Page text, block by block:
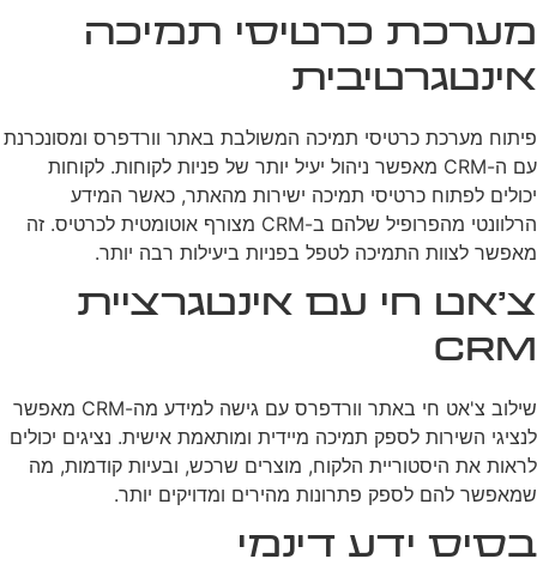
מערכת כרטיסי תמיכה
אינטגרטיבית
פיתוח מערכת כרטיסי תמיכה המשולבת באתר וורדפרס ומסונכרנת
עם ה-CRM מאפשר ניהול יעיל יותר של פניות לקוחות. לקוחות
יכולים לפתוח כרטיסי תמיכה ישירות מהאתר, כאשר המידע
הרלוונטי מהפרופיל שלהם ב-CRM מצורף אוטומטית לכרטיס. זה
מאפשר לצוות התמיכה לטפל בפניות ביעילות רבה יותר.
צ'אט חי עם אינטגרציית
CRM
שילוב צ'אט חי באתר וורדפרס עם גישה למידע מה-CRM מאפשר
לנציגי השירות לספק תמיכה מיידית ומותאמת אישית. נציגים יכולים
לראות את היסטוריית הלקוח, מוצרים שרכש, ובעיות קודמות, מה
שמאפשר להם לספק פתרונות מהירים ומדויקים יותר.
בסיס ידע דינמי